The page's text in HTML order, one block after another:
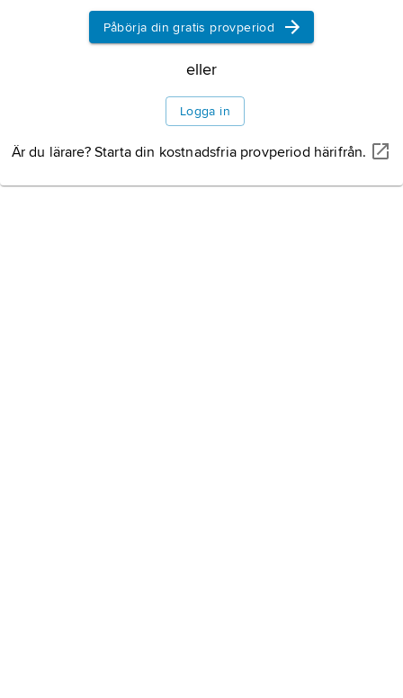
Information om artikeln
Påbörja din gratis provperiod
eller
Logga in
Är du lärare? Starta din kostnadsfria provperiod härifrån.